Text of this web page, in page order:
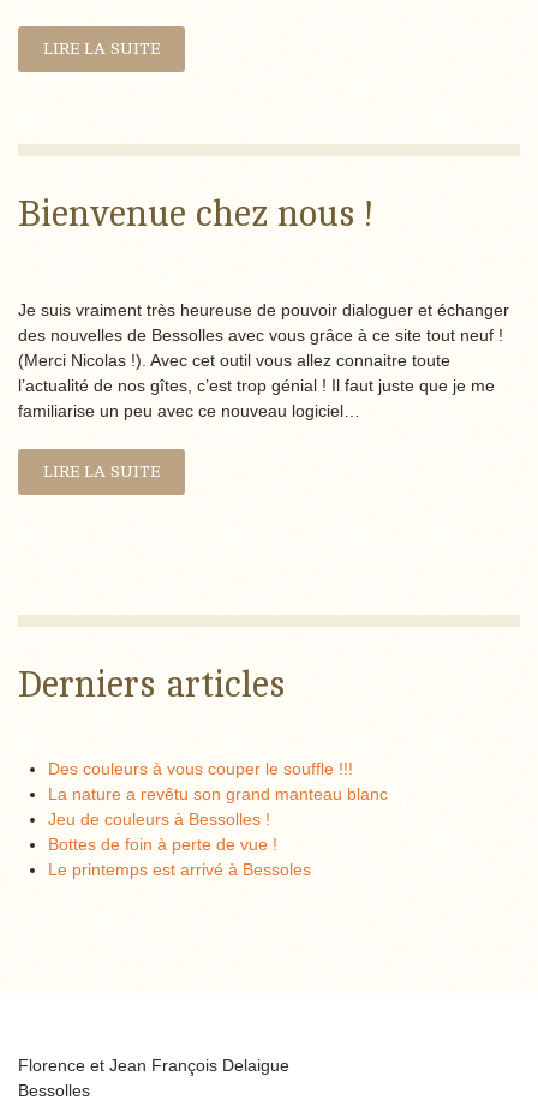
LIRE LA SUITE
Bienvenue chez nous !
Je suis vraiment très heureuse de pouvoir dialoguer et échanger
des nouvelles de Bessolles avec vous grâce à ce site tout neuf !
(Merci Nicolas !). Avec cet outil vous allez connaitre toute
l’actualité de nos gîtes, c’est trop génial ! Il faut juste que je me
familiarise un peu avec ce nouveau logiciel…
LIRE LA SUITE
Derniers articles
Des couleurs à vous couper le souffle !!!
La nature a revêtu son grand manteau blanc
Jeu de couleurs à Bessolles !
Bottes de foin à perte de vue !
Le printemps est arrivé à Bessoles
Florence et Jean François Delaigue
Bessolles